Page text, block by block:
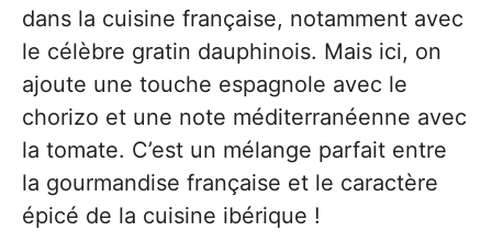
dans la cuisine française, notamment avec
le célèbre gratin dauphinois. Mais ici, on
ajoute une touche espagnole avec le
chorizo et une note méditerranéenne avec
la tomate. C’est un mélange parfait entre
la gourmandise française et le caractère
épicé de la cuisine ibérique !